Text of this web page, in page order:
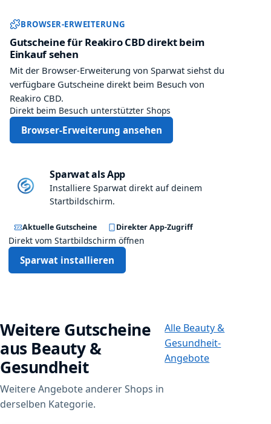
Sparwat Browser-Erweiterung und
BROWSER-ERWEITERUNG
Gutscheine für Reakiro CBD direkt beim
Einkauf sehen
Mit der Browser-Erweiterung von Sparwat siehst du
verfügbare Gutscheine direkt beim Besuch von
Reakiro CBD.
Direkt beim Besuch unterstützter Shops
Browser-Erweiterung ansehen
Sparwat als App
Installiere Sparwat direkt auf deinem
Startbildschirm.
Aktuelle Gutscheine Direkter App-Zugriff
Direkt vom Startbildschirm öffnen
Sparwat installieren
Weitere Gutscheine
aus Beauty &
Gesundheit
Weitere Angebote anderer Shops in
derselben Kategorie.
Alle Beauty &
Gesundheit-
Angebote